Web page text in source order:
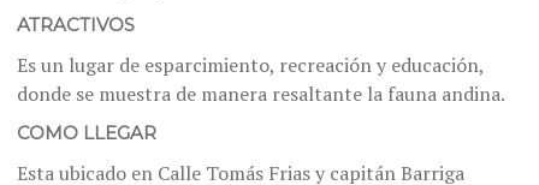
ATRACTIVOS
Es un lugar de esparcimiento, recreación y educación,
donde se muestra de manera resaltante la fauna andina.
COMO LLEGAR
Esta ubicado en Calle Tomás Frias y capitán Barriga